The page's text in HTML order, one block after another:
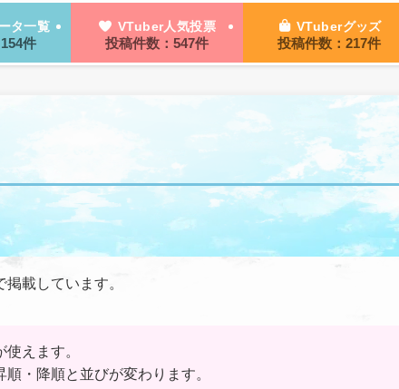
タ一覧
件
VTuber人気投票
投稿件数：547件
VTuberグッズ
投稿件数：217件
載しています。
えます。
・降順と並びが変わります。